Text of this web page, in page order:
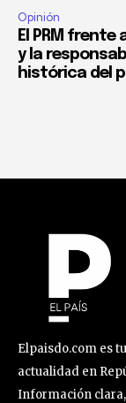
Opinión
El PRM frente
y la
histórica del
Elpaisdo.com es
actualidad en
Información